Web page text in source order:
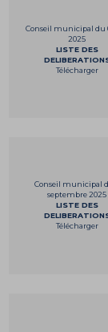
Conseil municipal du
2025
LISTE DES
Télécharger
Conseil municipal
septembre 2025
LISTE DES
Télécharger